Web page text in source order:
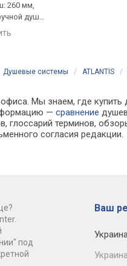
260 мм,
душ
смеситель,
ручного
Душевые системы / ATLANTIS /
Мы знаем, где
—сравнение
глоссарий терминов,
согласия редакции.
под
Ваш
Украина